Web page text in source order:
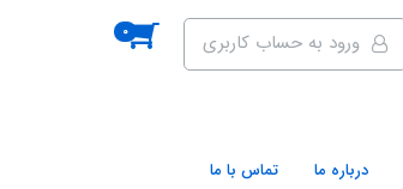
ورود به حساب کاربری 0
درباره ما تماس با ما